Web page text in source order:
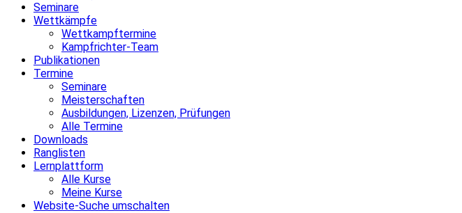
Seminare
Wettkämpfe
Wettkampftermine
Kampfrichter-Team
Publikationen
Termine
Seminare
Meisterschaften
Ausbildungen, Lizenzen, Prüfungen
Alle Termine
Downloads
Ranglisten
Lernplattform
Alle Kurse
Meine Kurse
Website-Suche umschalten